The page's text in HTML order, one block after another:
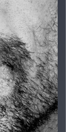
קרדיט תמונות: